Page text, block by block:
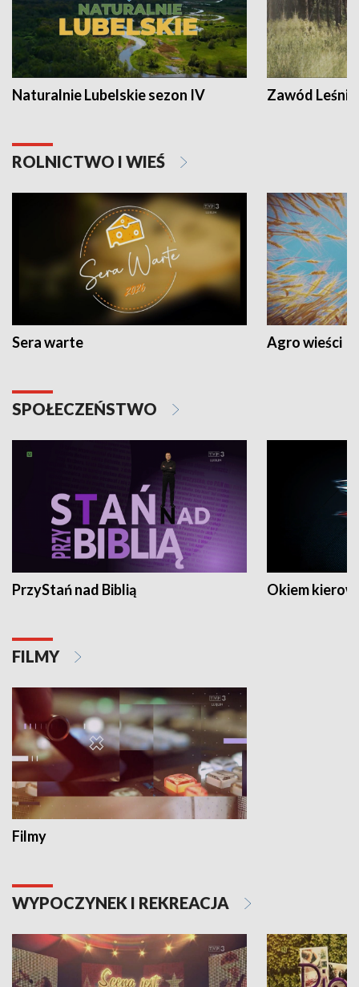
Naturalnie Lubelskie sezon IV Zawód Leśnik
ROLNICTWO I WIEŚ
Sera warte Agro wieści
SPOŁECZEŃSTWO
PrzyStań nad Biblią Okiem
FILMY
Filmy
WYPOCZYNEK I REKREACJA